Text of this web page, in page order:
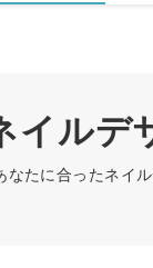
イルデ
たに合ったネイ